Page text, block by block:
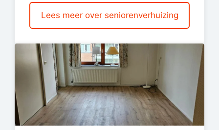
Lees meer over seniorenverhuizing